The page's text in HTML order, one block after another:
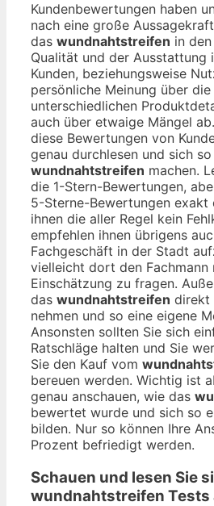
Kundenbewertungen haben
nach eine große
das wundnahtstreifen in
Qualität und der Ausstattung
Kunden, beziehungsweise
persönliche Meinung über
unterschiedlichen
auch über etwaige Mängel
diese Bewertungen von
genau durchlesen und sich
wundnahtstreifen machen.
die 1-Stern-Bewertungen,
5-Sterne-Bewertungen exakt
ihnen die aller Regel kein
empfehlen ihnen übrigens
Fachgeschäft in der Stadt
vielleicht dort den Fachmann
Einschätzung zu fragen.
das wundnahtstreifen direkt
nehmen und so eine eigene
Ansonsten sollten Sie sich
Ratschläge halten und Sie
Sie den Kauf vom
bereuen werden. Wichtig ist
genau anschauen, wie das
bewertet wurde und sich so
bilden. Nur so können Ihre
Prozent befriedigt werden.
Schauen und lesen Sie
wundnahtstreifen Tests